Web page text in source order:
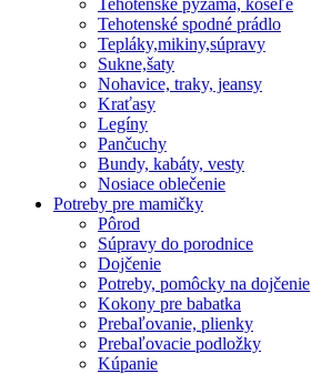
Tehotenské pyžama, košeľe
Tehotenské spodné prádlo
Tepláky,mikiny,súpravy
Sukne,šaty
Nohavice, traky, jeansy
Kraťasy
Legíny
Pančuchy
Bundy, kabáty, vesty
Nosiace oblečenie
Potreby pre mamičky
Pôrod
Súpravy do porodnice
Dojčenie
Potreby, pomôcky na dojčenie
Kokony pre babatka
Prebaľovanie, plienky
Prebaľovacie podložky
Kúpanie